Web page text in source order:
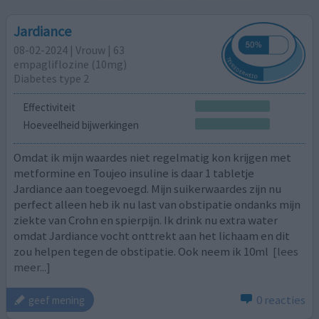
Jardiance
08-02-2024 | Vrouw | 63
empagliflozine (10mg)
Diabetes type 2
Effectiviteit
Hoeveelheid bijwerkingen
Omdat ik mijn waardes niet regelmatig kon krijgen met
metformine en Toujeo insuline is daar 1 tabletje
Jardiance aan toegevoegd. Mijn suikerwaardes zijn nu
perfect alleen heb ik nu last van obstipatie ondanks mijn
ziekte van Crohn en spierpijn. Ik drink nu extra water
omdat Jardiance vocht onttrekt aan het lichaam en dit
zou helpen tegen de obstipatie. Ook neem ik 10ml [lees
meer...]
geef mening 0 reacties